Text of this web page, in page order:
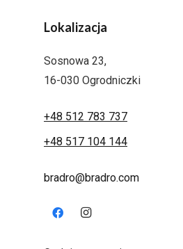
Lokalizacja
Sosnowa 23,
16-030 Ogrodniczki
+48 512 783 737
+48 517 104 144
bradro@bradro.com